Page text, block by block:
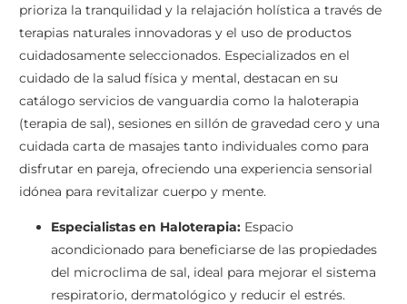
prioriza la tranquilidad y la relajación holística a través de
terapias naturales innovadoras y el uso de productos
cuidadosamente seleccionados. Especializados en el
cuidado de la salud física y mental, destacan en su
catálogo servicios de vanguardia como la haloterapia
(terapia de sal), sesiones en sillón de gravedad cero y una
cuidada carta de masajes tanto individuales como para
disfrutar en pareja, ofreciendo una experiencia sensorial
idónea para revitalizar cuerpo y mente.
Especialistas en Haloterapia: Espacio
acondicionado para beneficiarse de las propiedades
del microclima de sal, ideal para mejorar el sistema
respiratorio, dermatológico y reducir el estrés.